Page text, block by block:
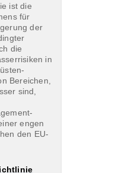
ist die
für
der
die
in
Bereichen,
sind,
engen
den EU-